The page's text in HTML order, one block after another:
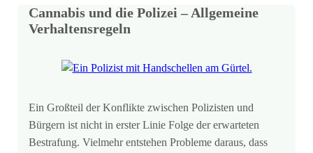
Cannabis und die Polizei – Allgemeine
Verhaltensregeln
Ein Großteil der Konflikte zwischen Polizisten und
Bürgern ist nicht in erster Linie Folge der erwarteten
Bestrafung. Vielmehr entstehen Probleme daraus, dass